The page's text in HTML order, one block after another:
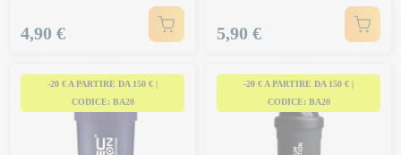
Prezzo
4,90 € Prezzo
5,90 €
-20 € A PARTIRE DA 150 € |
CODICE: BA20
-20 € A PARTIRE DA 150 € |
CODICE: BA20